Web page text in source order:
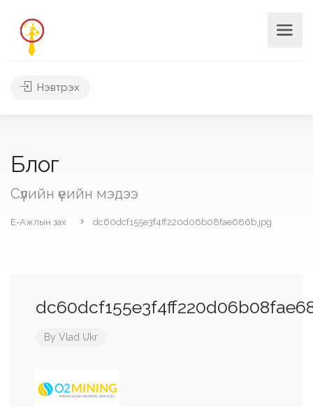
Нэвтрэх
Блог
Сүүлийн үеийн мэдээ
Е-Ажлын зах dc60dcf155e3f4ff220d06b08fae686b.jpg
By Vlad Ukr